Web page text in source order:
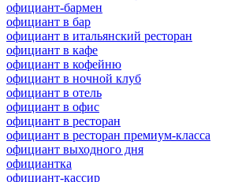
официант-бармен
официант в бар
официант в итальянский ресторан
официант в кафе
официант в кофейню
официант в ночной клуб
официант в отель
официант в офис
официант в ресторан
официант в ресторан премиум-класса
официант выходного дня
официантка
официант-кассир